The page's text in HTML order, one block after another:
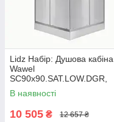
Lidz Набір: Душова кабіна
Wawel
SC90x90.SAT.LOW.DGR,
квадратна, скло тоноване
4 мм + Душовий піддон
Kapielka ST90x90x14
В наявності
10 505 ₴ 12 657 ₴